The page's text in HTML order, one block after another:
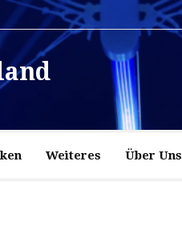
Weiteres Über Uns